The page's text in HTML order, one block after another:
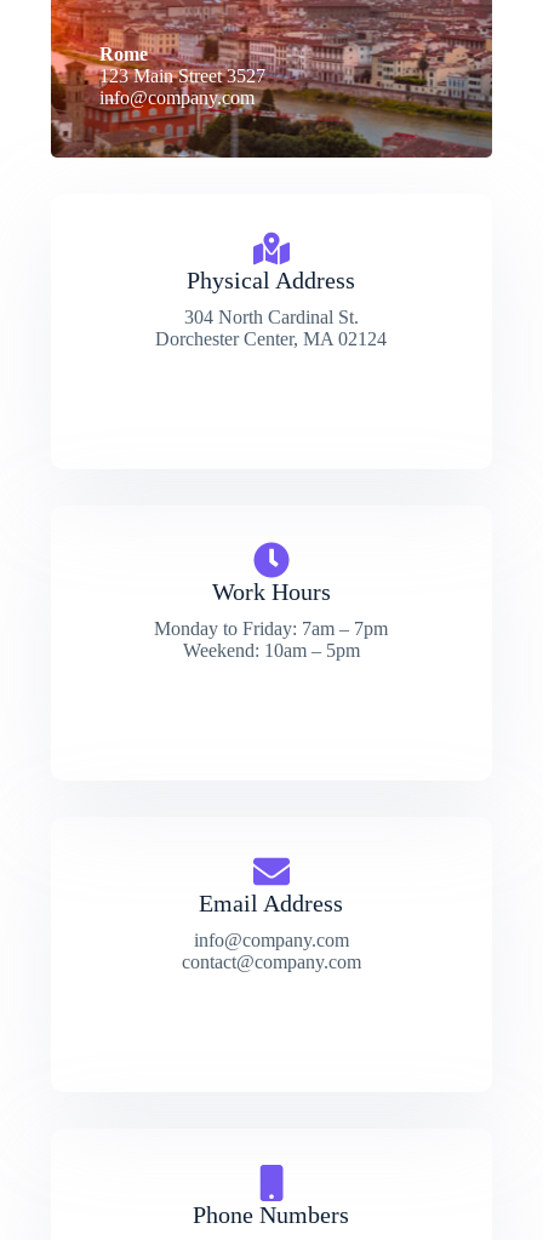
Rome
123 Main Street 3527
info@company.com
Physical Address​
304 North Cardinal St.
Dorchester Center, MA 02124
Work Hours
Monday to Friday: 7am – 7pm
Weekend: 10am – 5pm
Email Address
info@company.com
contact@company.com
Phone Numbers